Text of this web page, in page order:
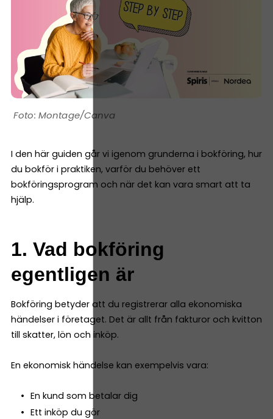
Montage/Canva
I den här guiden går vi igenom grunderna i bokföring, hur
du bokför i praktiken, varför du behöver ett
bokföringsprogram och när det kan vara smart att ta
hjälp.
1. Vad bokföring
egentligen är
Bokföring betyder att du registrerar alla ekonomiska
händelser i företaget. Det är allt från fakturor och kvitton
till skatter, lön och inköp.
En ekonomisk händelse kan exempelvis vara:
En kund som betalar dig
Ett inköp du gör